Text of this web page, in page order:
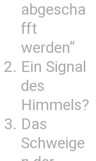
abgescha
fft
werden“
Ein Signal
des
Himmels?
Das
Schweige